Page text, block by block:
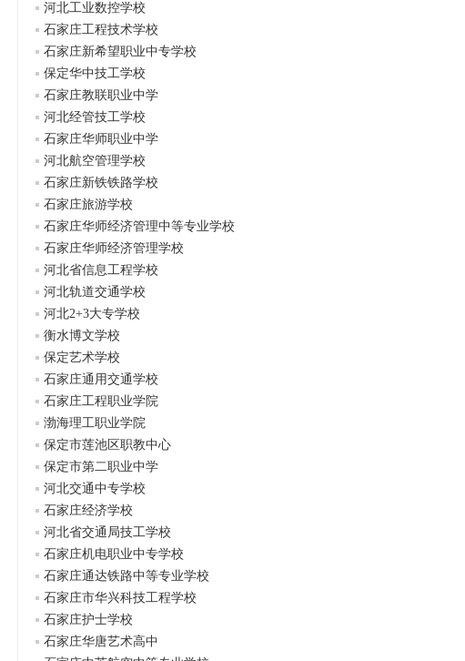
河北工业数控学校
石家庄工程技术学校
石家庄新希望职业中专学校
保定华中技工学校
石家庄教联职业中学
河北经管技工学校
石家庄华师职业中学
河北航空管理学校
石家庄新铁铁路学校
石家庄旅游学校
石家庄华师经济管理中等专业学校
石家庄华师经济管理学校
河北省信息工程学校
河北轨道交通学校
河北2+3大专学校
衡水博文学校
保定艺术学校
石家庄通用交通学校
石家庄工程职业学院
渤海理工职业学院
保定市莲池区职教中心
保定市第二职业中学
河北交通中专学校
石家庄经济学校
河北省交通局技工学校
石家庄机电职业中专学校
石家庄通达铁路中等专业学校
石家庄市华兴科技工程学校
石家庄护士学校
石家庄华唐艺术高中